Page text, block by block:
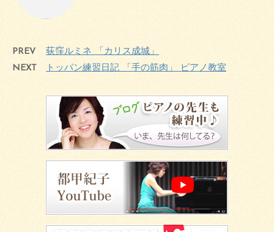
PREV
荻窪ルミネ 「カリス成城」
NEXT
トッパン練習日記 「手の筋肉」 ピアノ教室